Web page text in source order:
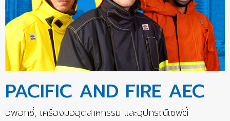
PACIFIC AND FIRE AEC
อีพอกซี่, เครื่องมืออุตสาหกรรม และอุปกรณ์เซฟตี้